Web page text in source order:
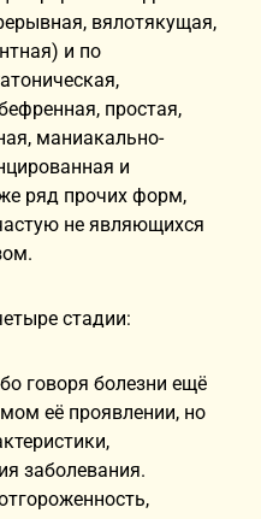
вялотякущая,
и по
простая,
маниакально-
и
ряд прочих форм,
не являющихся
стадии:
говоря болезни ещё
её проявлении, но
заболевания.